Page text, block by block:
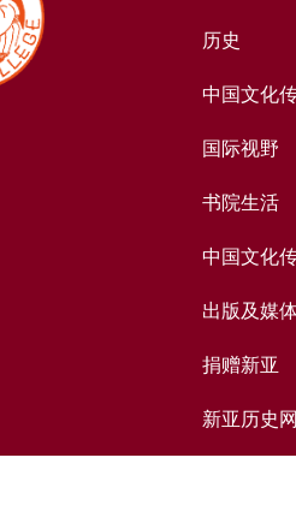
历史
中国文化
国际视野
书院生活
中国文化
出版及媒
捐赠新亚
新亚历史